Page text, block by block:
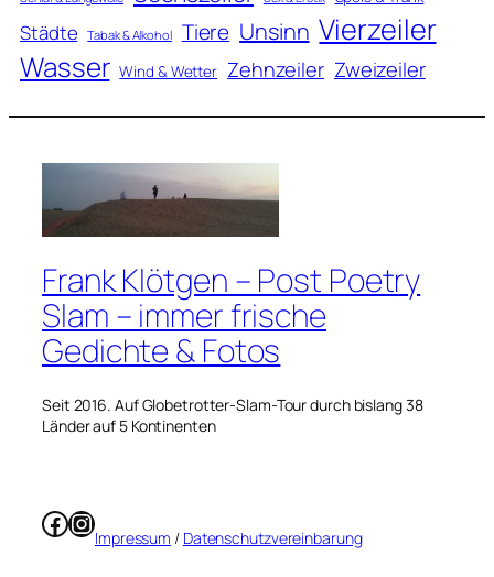
Städte Tabak & Alkohol Tiere Unsinn Vierzeiler
Wasser Wind & Wetter Zehnzeiler Zweizeiler
Frank Klötgen – Post Poetry
Slam – immer frische
Gedichte & Fotos
Seit 2016. Auf Globetrotter-Slam-Tour durch bislang 38
Länder auf 5 Kontinenten
Facebook
Instagram
Impressum / Datenschutzvereinbarung